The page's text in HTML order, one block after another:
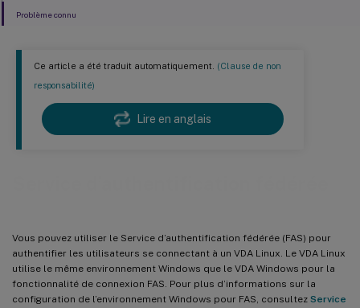
Ce article a été traduit automatiquement. (Clause de non
responsabilité)
Lire en anglais
Vous pouvez utiliser le Service d’authentification fédérée (FAS) pour
authentifier les utilisateurs se connectant à un VDA Linux. Le VDA Linux
utilise le même environnement Windows que le VDA Windows pour la
fonctionnalité de connexion FAS. Pour plus d’informations sur la
configuration de l’environnement Windows pour FAS, consultez Service
Problème connu